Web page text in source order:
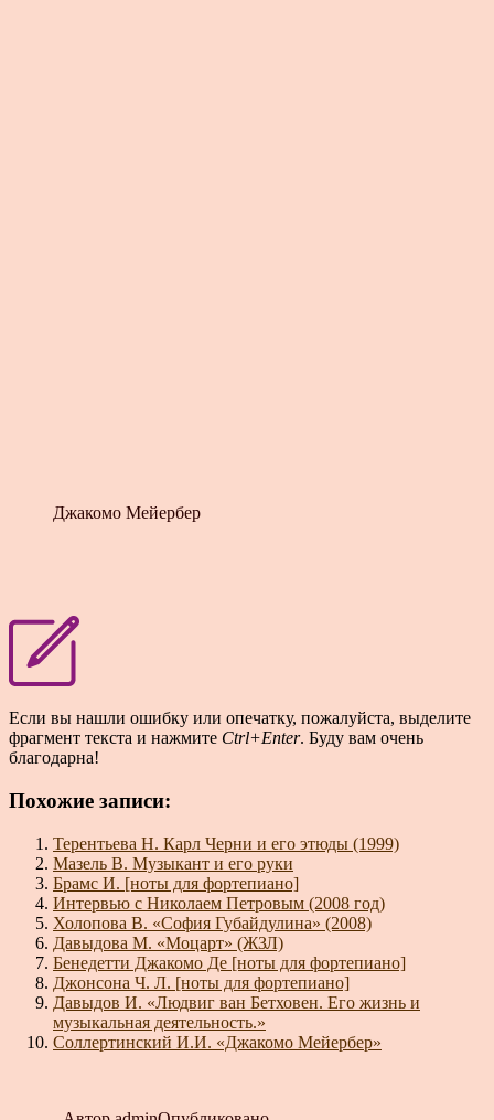
Джакомо Мейербер
Если вы нашли ошибку или опечатку, пожалуйста, выделите
фрагмент текста и нажмите Ctrl+Enter. Буду вам очень
благодарна!
Похожие записи:
Терентьева Н. Карл Черни и его этюды (1999)
Мазель В. Музыкант и его руки
Брамс И. [ноты для фортепиано]
Интервью с Николаем Петровым (2008 год)
Холопова В. «София Губайдулина» (2008)
Давыдова М. «Моцарт» (ЖЗЛ)
Бенедетти Джакомо Де [ноты для фортепиано]
Джонсона Ч. Л. [ноты для фортепиано]
Давыдов И. «Людвиг ван Бетховен. Его жизнь и
музыкальная деятельность.»
Соллертинский И.И. «Джакомо Мейербер»